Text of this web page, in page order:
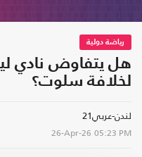
رياضة دولية
هل يتفاوض نادي
لخلافة سلوت؟
لندن-عربي21
26-Apr-26 05:23 PM